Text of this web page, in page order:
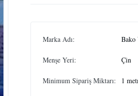
Marka Adı: Bako
Menşe Yeri: Çin
Minimum Sipariş Miktarı: 1